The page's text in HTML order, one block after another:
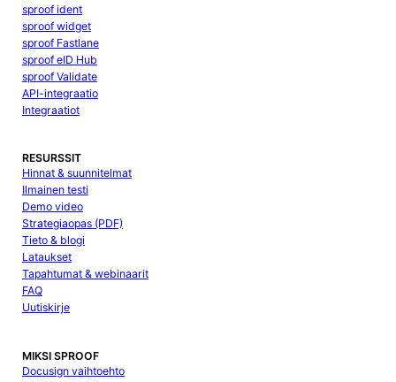
sproof ident
sproof widget
sproof Fastlane
sproof eID Hub
sproof Validate
API-integraatio
Integraatiot
RESURSSIT
Hinnat & suunnitelmat
Ilmainen testi
Demo video
Strategiaopas (PDF)
Tieto & blogi
Lataukset
Tapahtumat & webinaarit
FAQ
Uutiskirje
MIKSI SPROOF
Docusign vaihtoehto